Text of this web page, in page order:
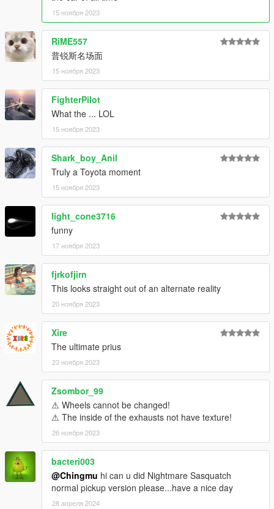
15 ноября 2023
RiME557
普锐斯名场面
15 ноября 2023
FighterPilot
What the ... LOL
15 ноября 2023
Shark_boy_Anil
Truly a Toyota moment
15 ноября 2023
light_cone3716
funny
17 ноября 2023
fjrkofjirn
This looks straight out of an alternate reality
20 ноября 2023
Xire
The ultimate prius
23 ноября 2023
Zsombor_99
⚠ Wheels cannot be changed!
⚠ The inside of the exhausts not have texture!
26 ноября 2023
bacteri003
@Chingmu hi can u did Nightmare Sasquatch
normal pickup version please...have a nice day
28 апреля 2024